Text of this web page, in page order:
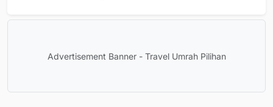
Advertisement Banner - Travel Umrah Pilihan